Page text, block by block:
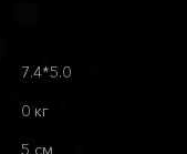
7.4*5.0
0 кг
5 см